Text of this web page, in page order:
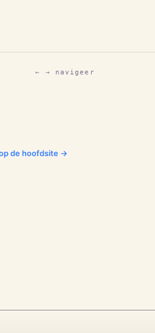
← → navigeer
de hoofdsite →